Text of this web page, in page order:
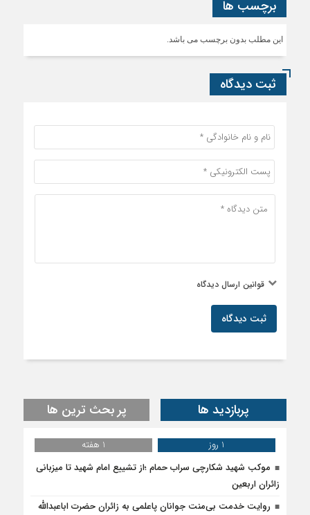
برچسب ها
این مطلب بدون برچسب می باشد.
ثبت دیدگاه
قوانین ارسال دیدگاه
ثبت دیدگاه
پربازدید ها پر بحث ترین ها
1 روز
1 هفته
موکب شهید شکارچی سراب حمام ؛از تشییع امام شهید تا میزبانی
زائران اربعین
روایت خدمت بی‌منت جوانان پاعلمی به زائران حضرت اباعبدالله